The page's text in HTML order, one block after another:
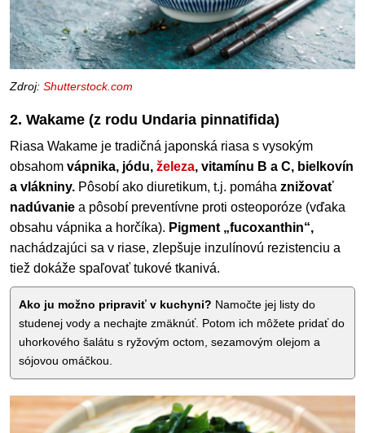
Zdroj: Shutterstock.com
2. Wakame (z rodu Undaria pinnatifida)
Riasa Wakame je tradičná japonská riasa s vysokým
obsahom vápnika, jódu, železa, vitamínu B a C, bielkovín
a vlákniny. Pôsobí ako diuretikum, t.j. pomáha znižovať
nadúvanie a pôsobí preventívne proti osteoporóze (vďaka
obsahu vápnika a horčíka). Pigment „fucoxanthin“,
nachádzajúci sa v riase, zlepšuje inzulínovú rezistenciu a
tiež dokáže spaľovať tukové tkanivá.
Ako ju možno pripraviť v kuchyni? Namočte jej listy do
studenej vody a nechajte zmäknúť. Potom ich môžete pridať do
uhorkového šalátu s ryžovým octom, sezamovým olejom a
sójovou omáčkou.